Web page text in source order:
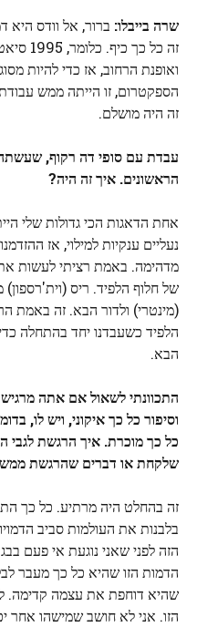
שרה בייבלו: ברור, אל וודס
זה כל
ואופנת הרחוב, אז כדי להיות
הספקטרום, זו הייתה ממש
זה היה מושלם.
עבדת עם סופי דה רקוף,
הראשונים. איך זה היה?
אחת הדאגות הכי גדולות שלי
נעליים ענקיות למילוי, אז
מדהימה. באמת רציתי לעשות
של חלוף הלפיד. ריס
(מינטרי) ולדור הבא. זה באמת
הלפיד כשעבדנו יחד בהתחלה
הבא.
התכוונתי לשאול אם אתה
וסיפור כל כך איקוני, ויש לו,
כל כך מוכרת. איך הרגשת לגבי
שלקחת או דברים שהרגשת
זה בהחלט היה מרתיע. כל כך
בלבנות את העולמות סביב
הזה לפני שאני נוגעת אי פעם
הדמות הזו שהיא כל כך מעבר
שהיא דוחפת את עצמה קדימה.
הזו. אני לא חושב שמישהו אחר